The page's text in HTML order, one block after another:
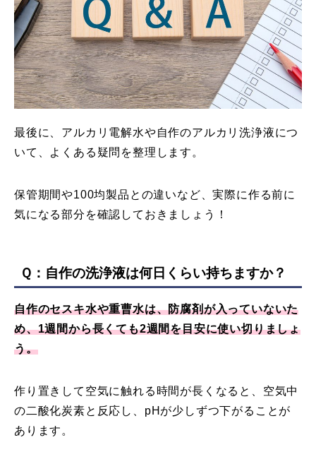
最後に、アルカリ電解水や自作のアルカリ洗浄液につ
いて、よくある疑問を整理します。
保管期間や100均製品との違いなど、実際に作る前に
気になる部分を確認しておきましょう！
Ｑ：自作の洗浄液は何日くらい持ちますか？
自作のセスキ水や重曹水は、防腐剤が入っていないた
め、1週間から長くても2週間を目安に使い切りましょ
う。
作り置きして空気に触れる時間が長くなると、空気中
の二酸化炭素と反応し、pHが少しずつ下がることが
あります。